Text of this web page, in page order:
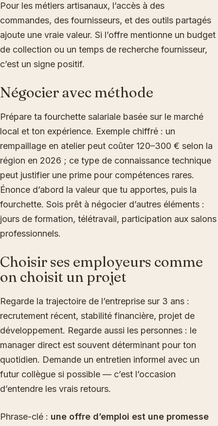
Pour les métiers artisanaux, l’accès à des
commandes, des fournisseurs, et des outils partagés
ajoute une vraie valeur. Si l’offre mentionne un budget
de collection ou un temps de recherche fournisseur,
c’est un signe positif.
Négocier avec méthode
Prépare ta fourchette salariale basée sur le marché
local et ton expérience. Exemple chiffré : un
rempaillage en atelier peut coûter 120–300 € selon la
région en 2026 ; ce type de connaissance technique
peut justifier une prime pour compétences rares.
Énonce d’abord la valeur que tu apportes, puis la
fourchette. Sois prêt à négocier d’autres éléments :
jours de formation, télétravail, participation aux salons
professionnels.
Choisir ses employeurs comme
on choisit un projet
Regarde la trajectoire de l’entreprise sur 3 ans :
recrutement récent, stabilité financière, projet de
développement. Regarde aussi les personnes : le
manager direct est souvent déterminant pour ton
quotidien. Demande un entretien informel avec un
futur collègue si possible — c’est l’occasion
d’entendre les vrais retours.
Phrase-clé : une offre d’emploi est une promesse